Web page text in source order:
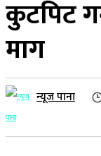
कुटपिट
माग
न्यूज पाना